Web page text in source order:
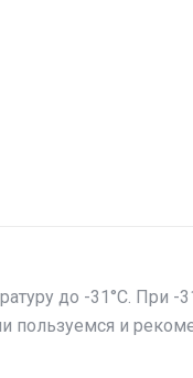
до -31°C. При -
пользуемся и